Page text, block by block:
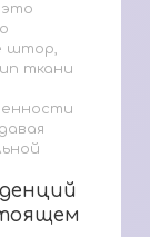
штор,
ткани